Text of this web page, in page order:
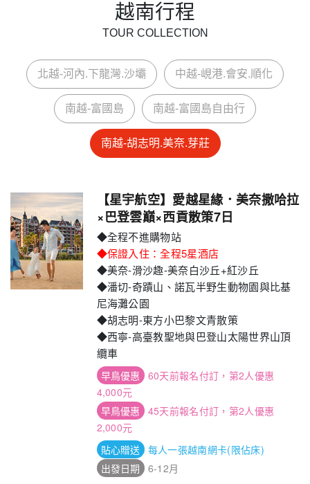
越南行程
TOUR COLLECTION
北越-河內.下龍灣.沙壩 中越-峴港.會安.順化
南越-富國島 南越-富國島自由行
南越-胡志明.美奈.芽莊
【星宇航空】愛越星緣．美奈撒哈拉
×巴登雲巔×西貢散策7日
◆全程不進購物站
◆保證入住：全程5星酒店
◆美奈-滑沙趣-美奈白沙丘+紅沙丘
◆潘切-奇蹟山、諾瓦半野生動物園與比基
尼海灘公園
◆胡志明-東方小巴黎文青散策
◆西寧-高臺教聖地與巴登山太陽世界山頂
纜車
60天前報名付訂，第2人優惠
4,000元
45天前報名付訂，第2人優惠
2,000元
每人一張越南網卡(限佔床)
6-12月